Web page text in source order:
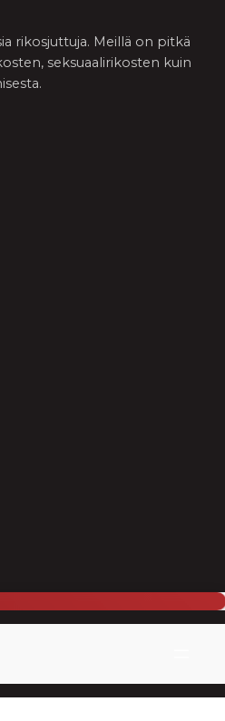
rikosjuttuja. Meillä on pitkä
seksuaalirikosten kuin